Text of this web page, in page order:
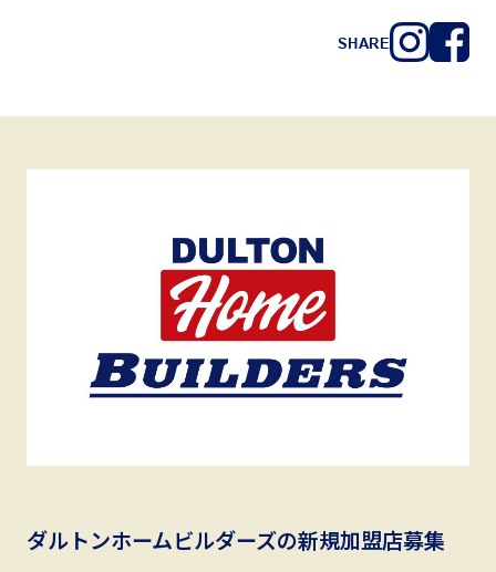
SHARE
ダルトンホームビルダーズの新規加盟店募集